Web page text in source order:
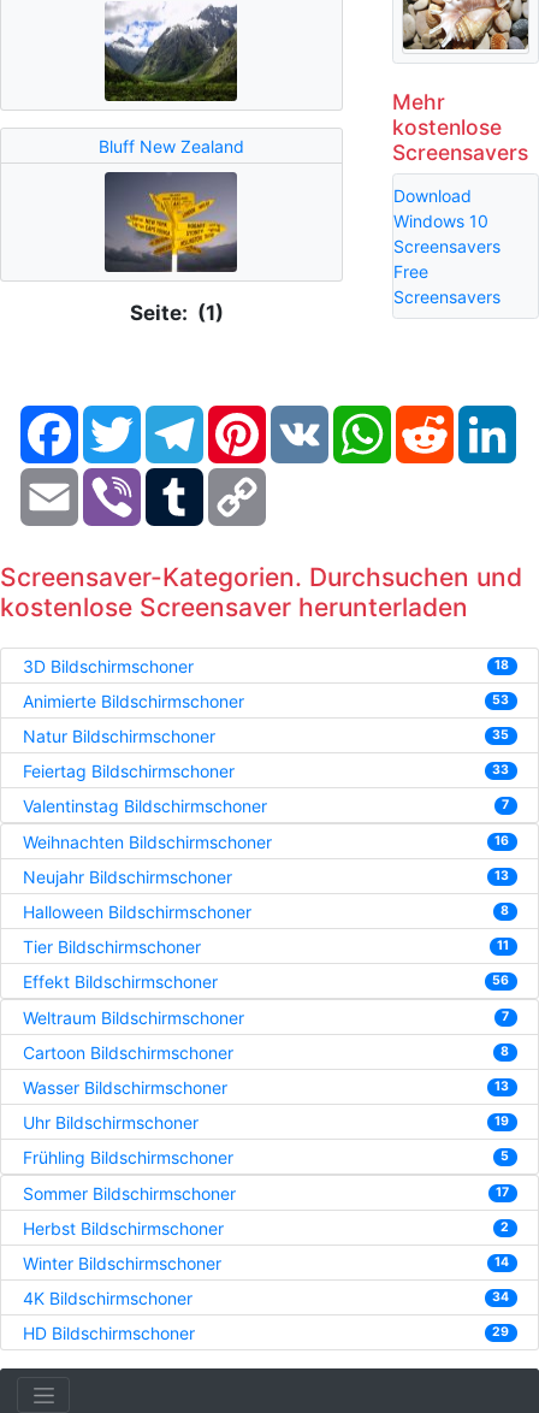
Bluff New Zealand
Seite: (1)
Mehr
kostenlose
Screensavers
Download
Windows 10
Screensavers
Free
Screensavers
FacebookTwitter TelegramPinterestVK WhatsAppReddit
Email Viber Tumblr
Screensaver-Kategorien. Durchsuchen und
kostenlose Screensaver herunterladen
3D Bildschirmschoner 18
Animierte Bildschirmschoner 53
Natur Bildschirmschoner 35
Feiertag Bildschirmschoner 33
Valentinstag Bildschirmschoner 7
Weihnachten Bildschirmschoner 16
Neujahr Bildschirmschoner 13
Halloween Bildschirmschoner 8
Tier Bildschirmschoner 11
Effekt Bildschirmschoner 56
Weltraum Bildschirmschoner 7
Cartoon Bildschirmschoner 8
Wasser Bildschirmschoner 13
Uhr Bildschirmschoner 19
Frühling Bildschirmschoner 5
Sommer Bildschirmschoner 17
Herbst Bildschirmschoner 2
Winter Bildschirmschoner 14
4K Bildschirmschoner 34
HD Bildschirmschoner 29